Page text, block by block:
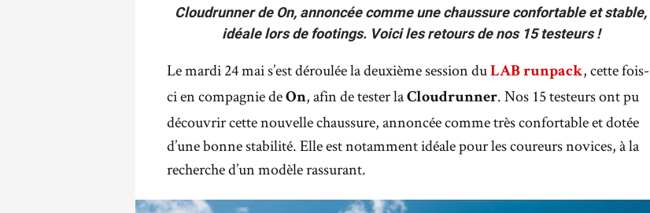
Cloudrunner de On, annoncée comme une chaussure confortable et stable,
idéale lors de footings. Voici les retours de nos 15 testeurs !
Le mardi 24 mai s’est déroulée la deuxième session du LAB runpack, cette fois-
ci en compagnie de On, afin de tester la Cloudrunner. Nos 15 testeurs ont pu
découvrir cette nouvelle chaussure, annoncée comme très confortable et dotée
d’une bonne stabilité. Elle est notamment idéale pour les coureurs novices, à la
recherche d’un modèle rassurant.